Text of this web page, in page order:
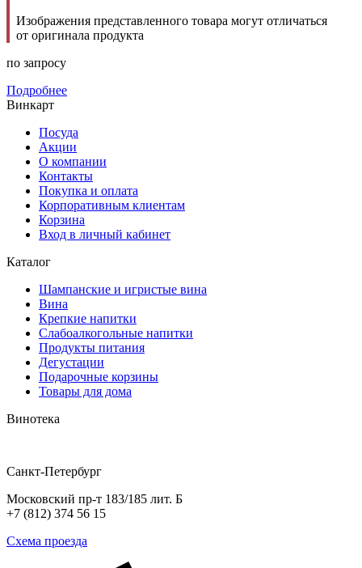
Изображения представленного товара могут отличаться
от оригинала продукта
по запросу
Подробнее
Винкарт
Посуда
Акции
О компании
Контакты
Покупка и оплата
Корпоративным клиентам
Корзина
Вход в личный кабинет
Каталог
Шампанские и игристые вина
Вина
Крепкие напитки
Слабоалкогольные напитки
Продукты питания
Дегустации
Подарочные корзины
Товары для дома
Винотека
Санкт-Петербург
Московский пр-т 183/185 лит. Б
+7 (812) 374 56 15
Схема проезда